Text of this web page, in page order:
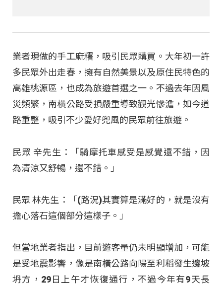
業者現做的手工麻糬，吸引民眾購買。大年初一許
多民眾外出走春，擁有自然美景以及原住民特色的
高雄桃源區，也成為旅遊首選之一。不過去年因風
災頻繁，南橫公路受損嚴重導致觀光慘澹，如今道
路重整，吸引不少愛好兜風的民眾前往旅遊。
民眾 辛先生：「騎摩托車感受是感覺還不錯，因
為清涼又舒暢，還不錯。」
民眾 林先生：「(路況)其實算是滿好的，就是沒有
擔心落石這個部分這樣子。」
但當地業者指出，目前遊客量仍未明顯增加，可能
是受地震影響，像是南橫公路向陽至利稻發生邊坡
坍方，29日上午才恢復通行，不過今年有9天長